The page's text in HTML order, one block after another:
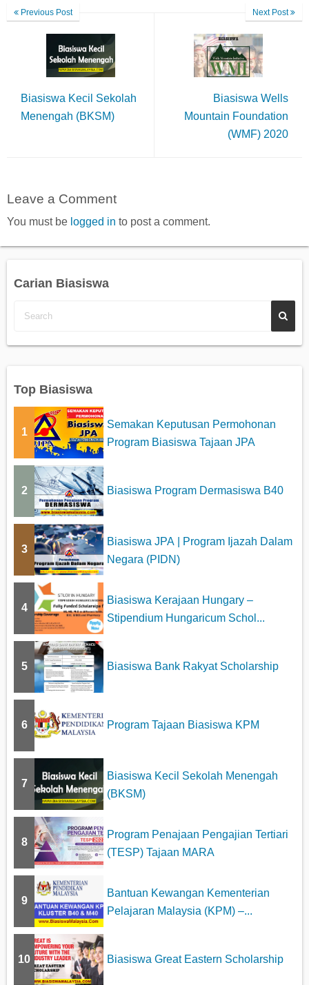
Previous Post
Biasiswa Kecil Sekolah
Menengah (BKSM)
Next Post
Biasiswa Wells
Mountain Foundation
(WMF) 2020
Leave a Comment
You must be logged in to post a comment.
Carian Biasiswa
Top Biasiswa
1
Semakan Keputusan Permohonan
Program Biasiswa Tajaan JPA
2 Biasiswa Program Dermasiswa B40
3
Biasiswa JPA | Program Ijazah Dalam
Negara (PIDN)
4
Biasiswa Kerajaan Hungary –
Stipendium Hungaricum Schol...
5 Biasiswa Bank Rakyat Scholarship
6 Program Tajaan Biasiswa KPM
7
Biasiswa Kecil Sekolah Menengah
(BKSM)
8
Program Penajaan Pengajian Tertiari
(TESP) Tajaan MARA
9
Bantuan Kewangan Kementerian
Pelajaran Malaysia (KPM) –...
10 Biasiswa Great Eastern Scholarship